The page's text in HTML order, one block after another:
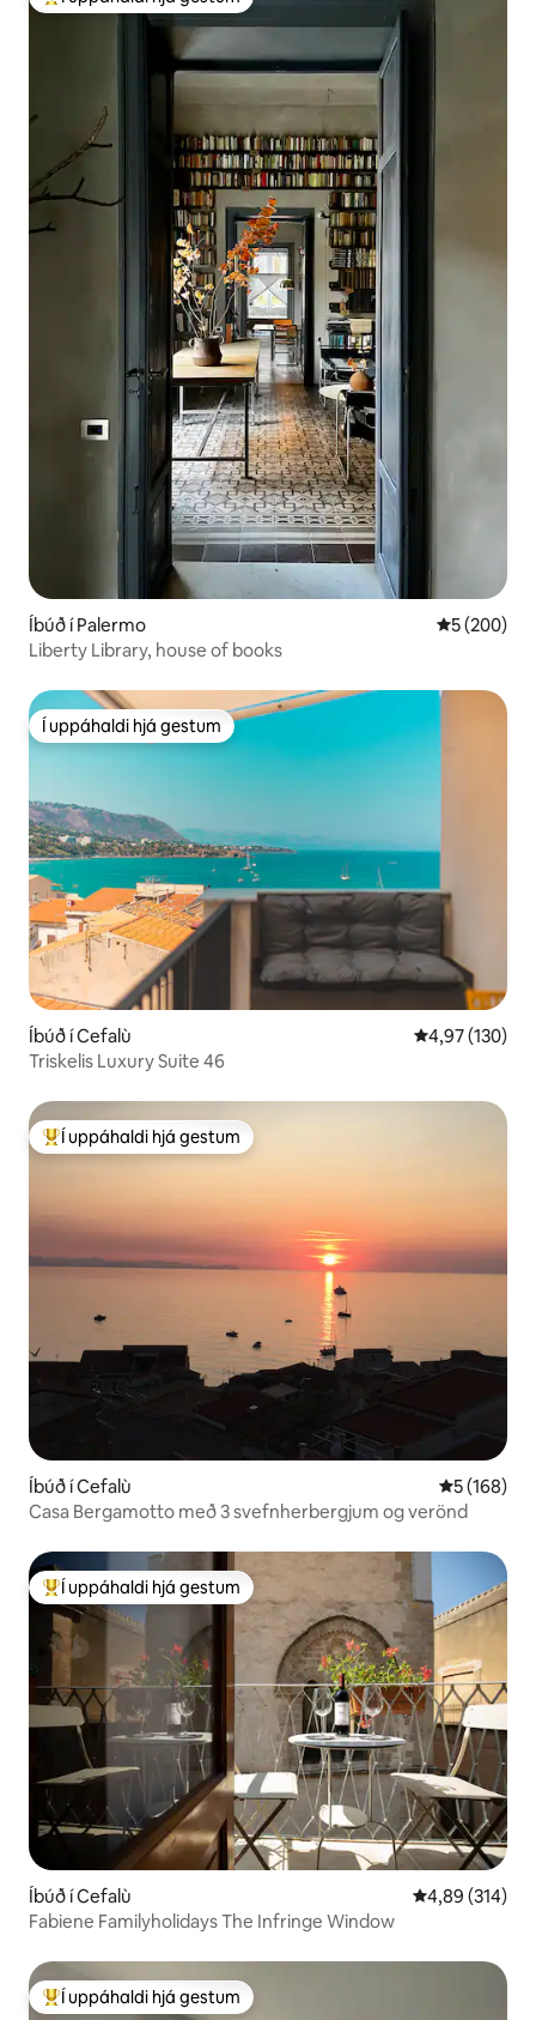
Í mestu uppáhaldi hjá gestum
Íbúð í Palermo 5 af 5 í
5 (200)
Liberty Library, house of books
Í uppáhaldi hjá gestum
Í uppáhaldi hjá gestum
Íbúð í Cefalù 4,97 af 5 í
4,97 (130)
Triskelis Luxury Suite 46
Í mestu uppáhaldi hjá gestum
Í uppáhaldi hjá gestum
Íbúð í Cefalù 5 af 5 í
5 (168)
Casa Bergamotto með 3 svefnherbergjum og verönd
Í mestu uppáhaldi hjá gestum
Í uppáhaldi hjá gestum
Íbúð í Cefalù 4,89 af 5 í
4,89 (314)
Fabiene Familyholidays The Infringe Window
Í mestu uppáhaldi hjá gestum
Í uppáhaldi hjá gestum